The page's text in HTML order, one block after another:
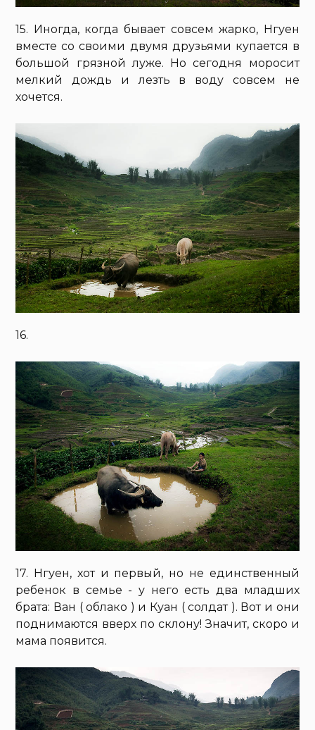
15. Иногда, когда бывает совсем жарко, Нгуен
вместе со своими двумя друзьями купается в
большой грязной луже. Но сегодня моросит
мелкий дождь и лезть в воду совсем не
хочется.
16.
17. Нгуен, хот и первый, но не единственный
ребенок в семье - у него есть два младших
брата: Ван ( облако ) и Куан ( солдат ). Вот и они
поднимаются вверх по склону! Значит, скоро и
мама появится.